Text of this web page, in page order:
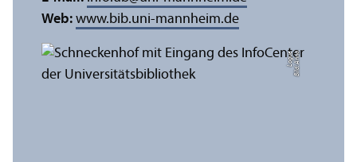
Bil
d:
A
n
n
a
L
o
g
u
e
Web: www.bib.uni-mannheim.de